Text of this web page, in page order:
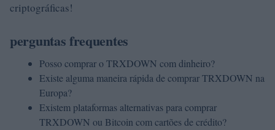
criptográficas!
perguntas frequentes
Posso comprar o TRXDOWN com dinheiro?
Existe alguma maneira rápida de comprar TRXDOWN na
Europa?
Existem plataformas alternativas para comprar
TRXDOWN ou Bitcoin com cartões de crédito?